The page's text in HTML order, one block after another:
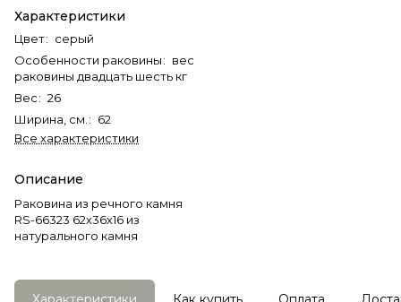
Характеристики
Цвет: серый
Особенности раковины: вес
раковины двадцать шесть кг
Вес: 26
Ширина, см. : 62
Все характеристики
Описание
Раковина из речного камня
RS-66323 62х36х16 из
натурального камня